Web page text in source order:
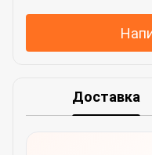
Доставка